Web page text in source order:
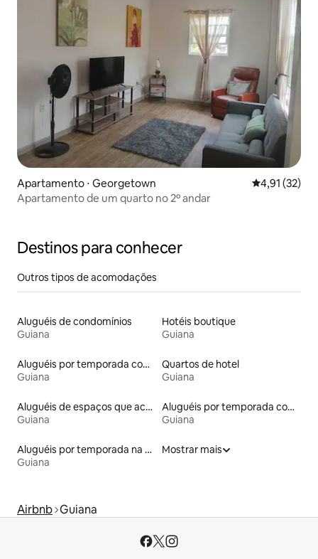
Apartamento ⋅ Georgetown 4,91 de uma
4,91 (32)
Apartamento de um quarto no 2º andar
Destinos para conhecer
Outros tipos de acomodações
Aluguéis de condomínios
Guiana
Hotéis boutique
Guiana
Aluguéis por temporada com acesso à praia
Guiana
Quartos de hotel
Guiana
Aluguéis de espaços que aceitam animais de estimação
Guiana
Aluguéis por temporada com acesso ao lago
Guiana
Aluguéis por temporada na orla
Guiana
Mostrar mais
Airbnb Guiana